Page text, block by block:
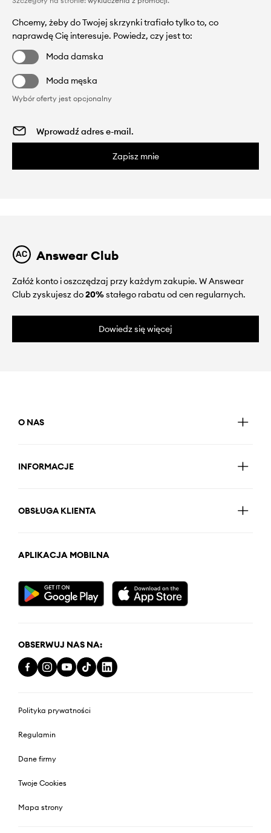
Chcemy, żeby do Twojej skrzynki trafiało tylko to, co
naprawdę Cię interesuje. Powiedz, czy jest to:
Moda damska
Moda męska
Wybór oferty jest opcjonalny
Zapisz mnie
Answear Club
Załóż konto i oszczędzaj przy każdym zakupie. W Answear
Club zyskujesz do20%stałego rabatu od cen regularnych.
Dowiedz się więcej
O NAS
INFORMACJE
OBSŁUGA KLIENTA
APLIKACJA MOBILNA
OBSERWUJ NAS NA:
Polityka prywatności
Regulamin
Dane firmy
Twoje Cookies
Mapa strony